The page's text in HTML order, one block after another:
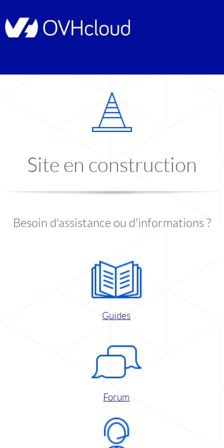
Site en construction
Besoin d'assistance ou d'informations ?
Guides
Forum